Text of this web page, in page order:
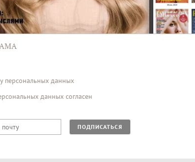
персональных данных
данных согласен
ПОДПИСАТЬСЯ